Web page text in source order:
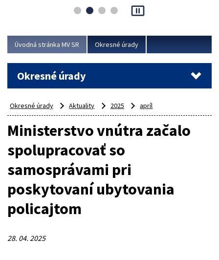
asociácie poisťovní (SLASPO) a Ministerstva vnútra SR.
Viac
pause_presentation
Úvodná stránka MV SR Okresné úrady
Okresné úrady
Okresné úrady Aktuality 2025 apríl
Ministerstvo vnútra začalo
spolupracovať so
samosprávami pri
poskytovaní ubytovania
policajtom
28. 04. 2025